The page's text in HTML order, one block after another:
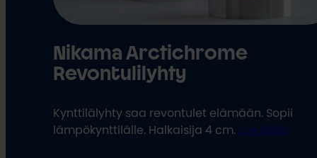
Nikama Arctichrome
Revontulilyhty
Kynttilälyhty saa revontulet elämään. Sopii
lämpökynttilälle. Halkaisija 4 cm. Lue lisää